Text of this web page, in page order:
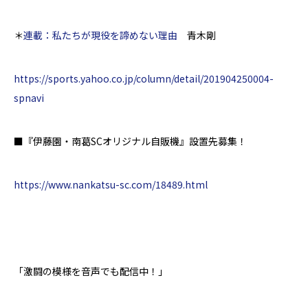
＊連載：私たちが現役を諦めない理由 青木剛
https://sports.yahoo.co.jp/column/detail/201904250004-
spnavi
■ 『伊藤園・南葛SCオリジナル自販機』設置先募集！
https://www.nankatsu-sc.com/18489.html
「激闘の模様を音声でも配信中！」